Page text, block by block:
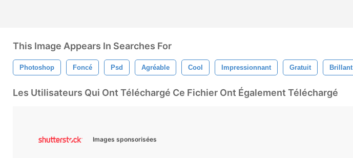
This Image Appears In Searches For
Photoshop Foncé Psd Agréable Cool Impressionnant Gratuit Brillant
Les Utilisateurs Qui Ont Téléchargé Ce Fichier Ont Également Téléchargé
Images sponsorisées